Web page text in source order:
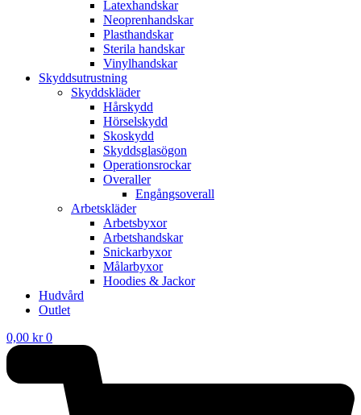
Latexhandskar
Neoprenhandskar
Plasthandskar
Sterila handskar
Vinylhandskar
Skyddsutrustning
Skyddskläder
Hårskydd
Hörselskydd
Skoskydd
Skyddsglasögon
Operationsrockar
Overaller
Engångsoverall
Arbetskläder
Arbetsbyxor
Arbetshandskar
Snickarbyxor
Målarbyxor
Hoodies & Jackor
Hudvård
Outlet
0,00 kr 0